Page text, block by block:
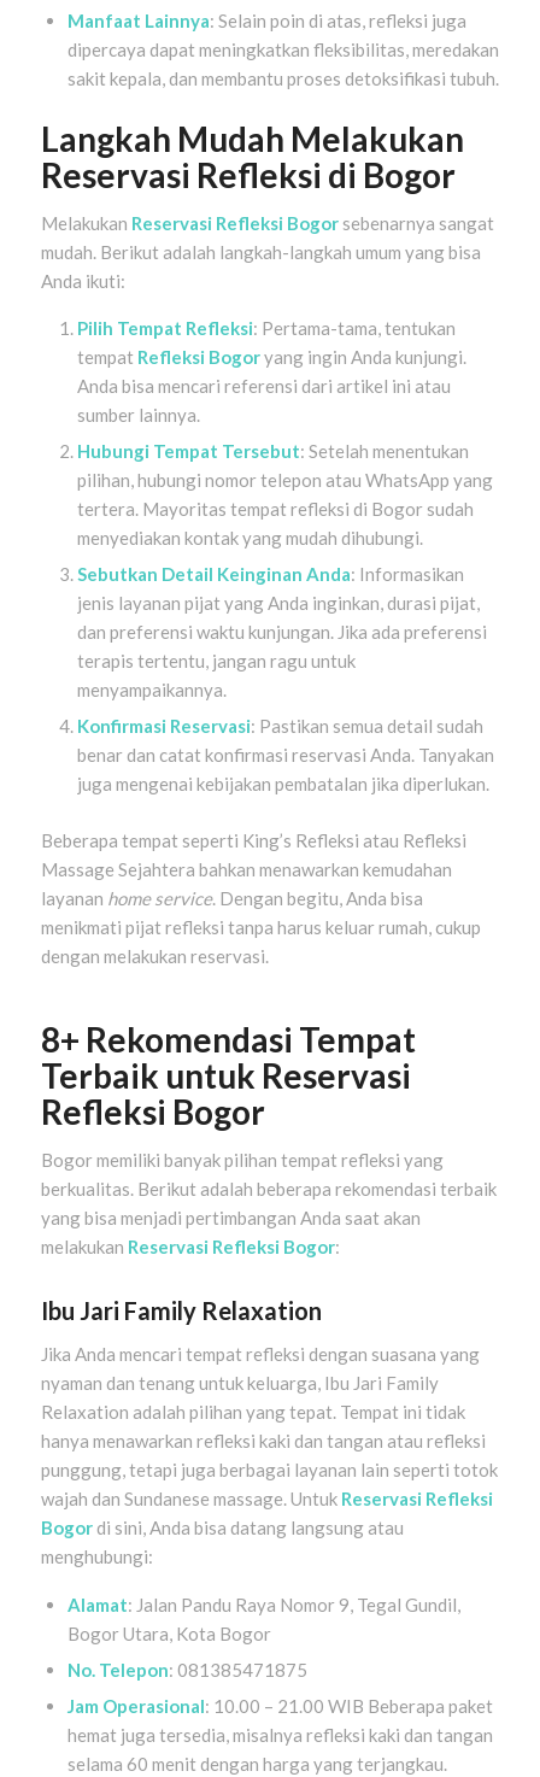
Manfaat Lainnya: Selain poin di atas, refleksi juga
dipercaya dapat meningkatkan fleksibilitas, meredakan
sakit kepala, dan membantu proses detoksifikasi tubuh.
Langkah Mudah Melakukan
Reservasi Refleksi di Bogor
Melakukan Reservasi Refleksi Bogorsebenarnya sangat
mudah. Berikut adalah langkah-langkah umum yang bisa
Anda ikuti:
Pilih Tempat Refleksi: Pertama-tama, tentukan
tempat Refleksi Bogoryang ingin Anda kunjungi.
Anda bisa mencari referensi dari artikel ini atau
sumber lainnya.
Hubungi Tempat Tersebut: Setelah menentukan
pilihan, hubungi nomor telepon atau WhatsApp yang
tertera. Mayoritas tempat refleksi di Bogor sudah
menyediakan kontak yang mudah dihubungi.
Sebutkan Detail Keinginan Anda: Informasikan
jenis layanan pijat yang Anda inginkan, durasi pijat,
dan preferensi waktu kunjungan. Jika ada preferensi
terapis tertentu, jangan ragu untuk
menyampaikannya.
Konfirmasi Reservasi: Pastikan semua detail sudah
benar dan catat konfirmasi reservasi Anda. Tanyakan
juga mengenai kebijakan pembatalan jika diperlukan.
Beberapa tempat seperti King’s Refleksi atau Refleksi
Massage Sejahtera bahkan menawarkan kemudahan
layanan home service. Dengan begitu, Anda bisa
menikmati pijat refleksi tanpa harus keluar rumah, cukup
dengan melakukan reservasi.
8+ Rekomendasi Tempat
Terbaik untuk Reservasi
Refleksi Bogor
Bogor memiliki banyak pilihan tempat refleksi yang
berkualitas. Berikut adalah beberapa rekomendasi terbaik
yang bisa menjadi pertimbangan Anda saat akan
melakukan Reservasi Refleksi Bogor:
Ibu Jari Family Relaxation
Jika Anda mencari tempat refleksi dengan suasana yang
nyaman dan tenang untuk keluarga, Ibu Jari Family
Relaxation adalah pilihan yang tepat. Tempat ini tidak
hanya menawarkan refleksi kaki dan tangan atau refleksi
punggung, tetapi juga berbagai layanan lain seperti totok
wajah dan Sundanese massage. Untuk Reservasi Refleksi
Bogordi sini, Anda bisa datang langsung atau
menghubungi:
Alamat: Jalan Pandu Raya Nomor 9, Tegal Gundil,
Bogor Utara, Kota Bogor
No. Telepon: 081385471875
Jam Operasional: 10.00 – 21.00 WIB Beberapa paket
hemat juga tersedia, misalnya refleksi kaki dan tangan
selama 60 menit dengan harga yang terjangkau.